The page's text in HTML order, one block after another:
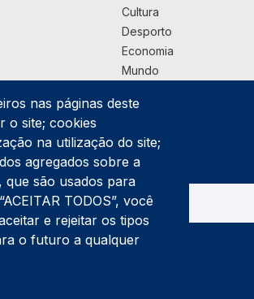
Cultura
Desporto
Economia
Mundo
País
Praça
Pub
Saúde
Sociedade
Rodapé
nas páginas deste
o site; cookies
na utilização do site;
agregados sobre a
que são usados para
TODOS”, você
e rejeitar os tipos
o futuro a qualquer